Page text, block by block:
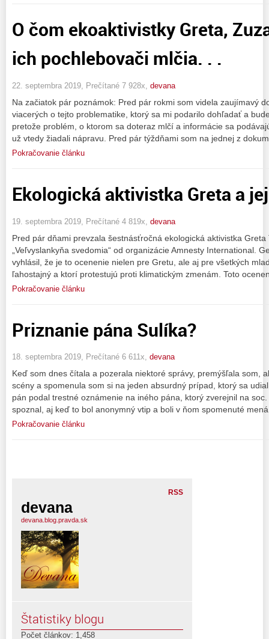
O čom ekoaktivistky Greta,
ich pochlebovači mlčia. . .
22. septembra 2019, Prečítané 7 928x, devana
Na začiatok pár poznámok: Pred pár rokmi som videla zaujímavý
viacerých o tejto problematike, ktorý sa mi podarilo dohľadať a
pretože problém, o ktorom sa doteraz mlčí a informácie sa
už vtedy žiadali nápravu. Pred pár týždňami som na jednej z
Pokračovanie článku
Ekologická aktivistka Greta a
19. septembra 2019, Prečítané 4 819x, devana
Pred pár dňami prevzala šestnásťročná ekologická aktivistka
„Veľvyslankyňa svedomia“ od organizácie Amnesty International.
vyhlásil, že je to ocenenie nielen pre Gretu, ale aj pre všetkých
ľahostajný a ktorí protestujú proti klimatickým zmenám. Toto
Pokračovanie článku
Priznanie pána Sulíka?
18. septembra 2019, Prečítané 6 611x, devana
Keď som dnes čítala a pozerala niektoré správy, premýšľala som,
scény a spomenula som si na jeden absurdný prípad, ktorý sa
pán podal trestné oznámenie na iného pána, ktorý zverejnil na
spoznal, aj keď to bol anonymný vtip a boli v ňom spomenuté
Pokračovanie článku
RSS
devana
devana.blog.pravda.sk
Štatistiky blogu
Počet článkov: 1,458